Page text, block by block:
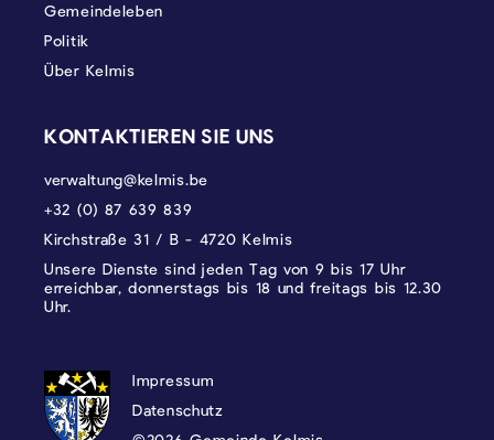
Gemeindeleben
Politik
Über Kelmis
KONTAKTIEREN SIE UNS
verwaltung@kelmis.be
+32 (0) 87 639 839
Kirchstraße 31 / B - 4720 Kelmis
Unsere Dienste sind jeden Tag von 9 bis 17 Uhr
erreichbar, donnerstags bis 18 und freitags bis 12.30
Uhr.
DATENSCHUTZ, IMPRESSUM UND
Impressum
Datenschutz